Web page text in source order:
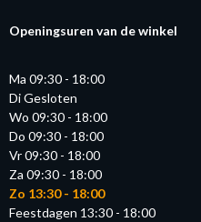
Openingsuren van de winkel
Ma 09:30 - 18:00
Di Gesloten
Wo 09:30 - 18:00
Do 09:30 - 18:00
Vr 09:30 - 18:00
Za 09:30 - 18:00
Zo 13:30 - 18:00
Feestdagen 13:30 - 18:00